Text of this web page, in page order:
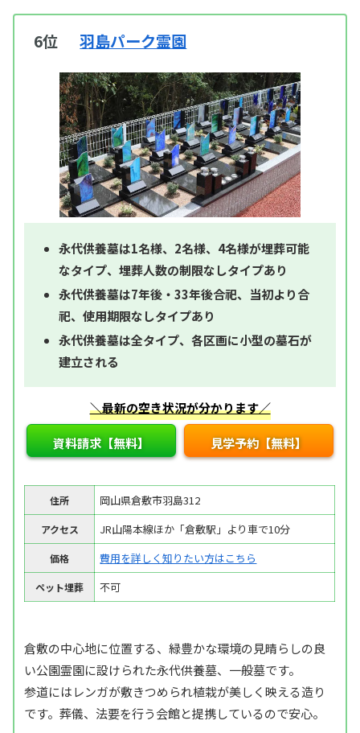
6位 羽島パーク霊園
永代供養墓は1名様、2名様、4名様が埋葬可能
なタイプ、埋葬人数の制限なしタイプあり
永代供養墓は7年後・33年後合祀、当初より合
祀、使用期限なしタイプあり
永代供養墓は全タイプ、各区画に小型の墓石が
建立される
＼最新の空き状況が分かります／
資料請求【無料】 見学予約【無料】
住所 岡山県倉敷市羽島312
アクセス JR山陽本線ほか「倉敷駅」より車で10分
価格 費用を詳しく知りたい方はこちら
ペット埋葬 不可
倉敷の中心地に位置する、緑豊かな環境の見晴らしの良
い公園霊園に設けられた永代供養墓、一般墓です。
参道にはレンガが敷きつめられ植栽が美しく映える造り
です。葬儀、法要を行う会館と提携しているので安心。